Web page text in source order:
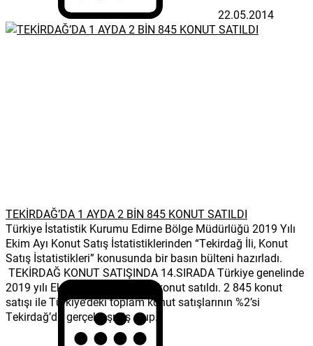
22.05.2014
TEKİRDAĞ’DA 1 AYDA 2 BİN 845 KONUT SATILDI
Türkiye İstatistik Kurumu Edirne Bölge Müdürlüğü 2019 Yılı
Ekim Ayı Konut Satış İstatistiklerinden “Tekirdağ İli, Konut
Satış İstatistikleri” konusunda bir basın bülteni hazırladı.
TEKİRDAĞ KONUT SATIŞINDA 14.SIRADA Türkiye genelinde
2019 yılı Ekim ayında 142 810 konut satıldı. 2 845 konut
satışı ile Türkiye’deki toplam konut satışlarının %2’si
Tekirdağ’da gerçekleşmiş olup...